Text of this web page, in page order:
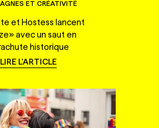
ET CRÉATIVITÉ
et Hostess lancent
avec un saut en
historique
LIRE L'ARTICLE